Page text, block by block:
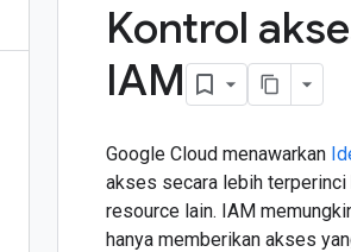
Kontrol
IAM
Google Cloud menawarkan
akses secara lebih
resource lain. IAM
hanya memberikan akses